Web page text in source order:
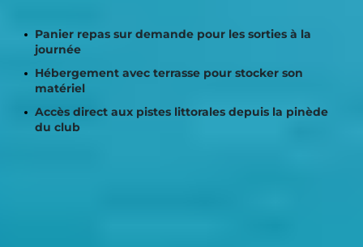
Panier repas sur demande pour les sorties à la
journée
Hébergement avec terrasse pour stocker son
matériel
Accès direct aux pistes littorales depuis la pinède
du club